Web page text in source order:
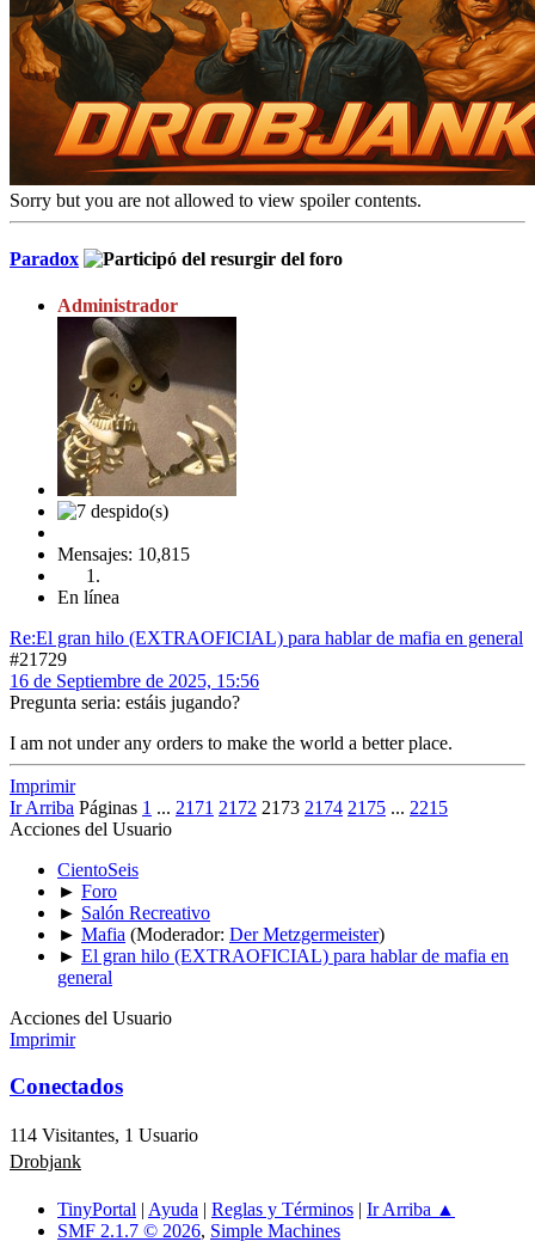
Sorry but you are not allowed to view spoiler contents.
Paradox
Administrador
Mensajes: 10,815
En línea
Re:El gran hilo (EXTRAOFICIAL) para hablar de mafia en general
#21729
16 de Septiembre de 2025, 15:56
Pregunta seria: estáis jugando?
I am not under any orders to make the world a better place.
Imprimir
Ir Arriba Páginas 1 ... 2171 2172 2173 2174 2175 ... 2215
Acciones del Usuario
CientoSeis
► Foro
► Salón Recreativo
► Mafia (Moderador: Der Metzgermeister)
► El gran hilo (EXTRAOFICIAL) para hablar de mafia en
general
Acciones del Usuario
Imprimir
Conectados
114 Visitantes, 1 Usuario
Drobjank
TinyPortal | Ayuda | Reglas y Términos | Ir Arriba ▲
SMF 2.1.7 © 2026, Simple Machines